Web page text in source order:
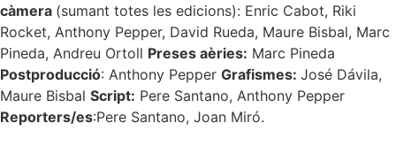
càmera (sumant totes les edicions): Enric Cabot, Riki
Rocket, Anthony Pepper, David Rueda, Maure Bisbal, Marc
Pineda, Andreu Ortoll Preses aèries: Marc Pineda
Postproducció: Anthony Pepper Grafismes: José Dávila,
Maure Bisbal Script: Pere Santano, Anthony Pepper
Reporters/es:Pere Santano, Joan Miró.